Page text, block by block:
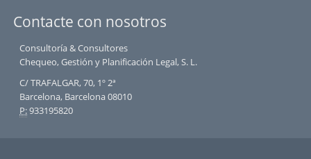
Contacte con nosotros
Consultoría & Consultores
Chequeo, Gestión y Planificación Legal, S. L.
C/ TRAFALGAR, 70, 1º 2ª
Barcelona, Barcelona 08010
P:933195820